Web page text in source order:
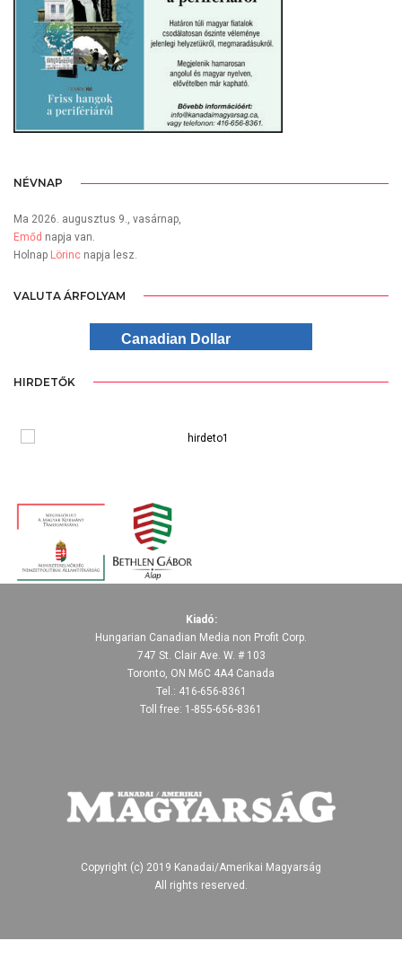
NÉVNAP
Ma 2026. augusztus 9., vasárnap,
Emőd napja van.
Holnap Lörinc napja lesz.
VALUTA ÁRFOLYAM
Canadian Dollar
HIRDETŐK
WordPress Carousel Free Version
Kiadó:
Hungarian Canadian Media non Profit Corp.
747 St. Clair Ave. W. # 103
Toronto, ON M6C 4A4 Canada
Tel.: 416-656-8361
Toll free: 1-855-656-8361
Copyright (c) 2019 Kanadai/Amerikai Magyarság
All rights reserved.